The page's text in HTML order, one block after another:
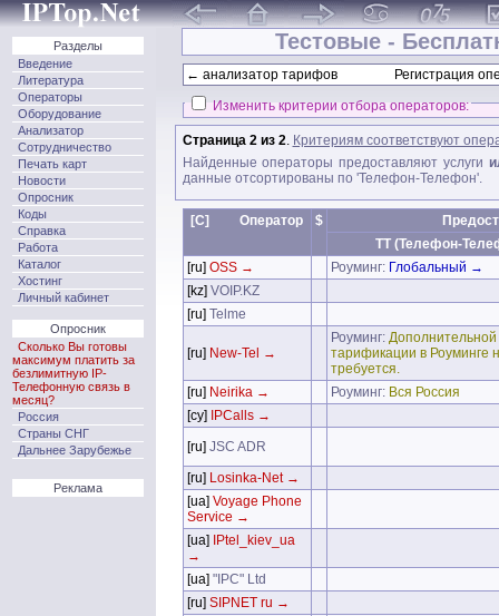
Разделы
Введение
Литература
Операторы
Оборудование
Анализатор
Сотрудничество
Печать карт
Новости
Опросник
Коды
Справка
Работа
Каталог
Хостинг
Личный кабинет
Опросник
Сколько Вы готовы
максимум платить за
безлимитную IP-
Телефонную связь в
месяц?
Россия
Страны СНГ
Дальнее Зарубежье
Реклама
Тестовые -
← анализатор тарифов Регистрация
Изменить критерии отбора операторов:
Страница 2 из 2 Критериям соответствуют
Найденные операторы предоставляют услуги
данные отсортированы по 'Телефон-Телефон'.
[C] Оператор $
TT (Телефон-
[ru] OSS → Роуминг: Глобальный →
[kz] VOIP.KZ
[ru] Telme
[ru] New-Tel →
Роуминг: Дополнительной
тарификации в Роуминге
требуется.
[ru] Neirika → Роуминг: Вся Россия
[cy] IPCalls →
[ru] JSC ADR
[ru] Losinka-Net →
[ua] Voyage Phone
Service →
[ua] IPtel_kiev_ua
→
[ua] "IPC" Ltd
[ru] SIPNET ru →